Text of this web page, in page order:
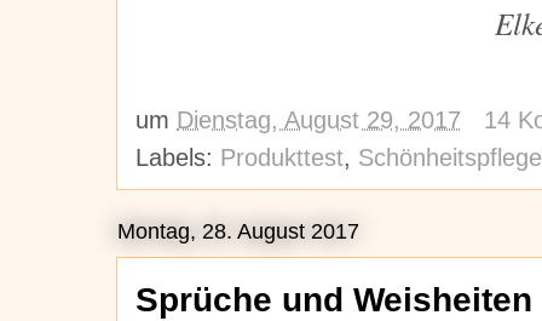
um Dienstag, August 29, 2017
14
Labels: Produkttest, Schönheitspflege
Montag, 28. August 2017
Sprüche und Weisheiten